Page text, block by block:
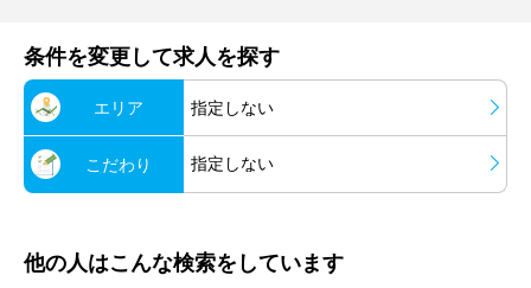
条件を変更して求人を探す
エリア 指定しない
こだわり 指定しない
他の人はこんな検索をしています